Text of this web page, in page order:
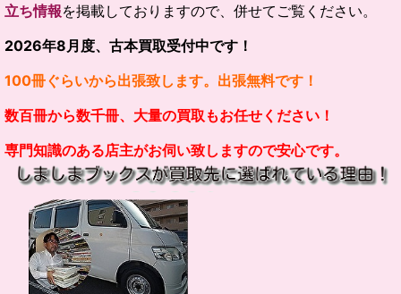
立ち情報を掲載しておりますので、併せてご覧ください。
2026年8 月度、古本買取受付中です！
100冊ぐらいから出張致します。出張無料です！
数百冊から数千冊、大量の買取もお任せください！
専門知識のある店主がお伺い致しますので安心です。